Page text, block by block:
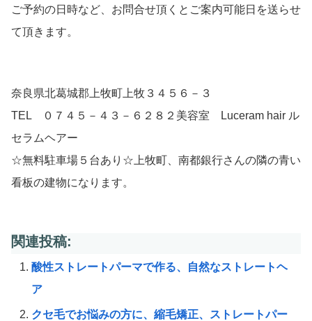
ご予約の日時など、お問合せ頂くとご案内可能日を送らせ
て頂きます。
奈良県北葛城郡上牧町上牧３４５６－３
TEL ０７４５－４３－６２８２美容室 Luceram hair ル
セラムヘアー
☆無料駐車場５台あり☆上牧町、南都銀行さんの隣の青い
看板の建物になります。
関連投稿:
酸性ストレートパーマで作る、自然なストレートヘ
ア
クセ毛でお悩みの方に、縮毛矯正、ストレートパー